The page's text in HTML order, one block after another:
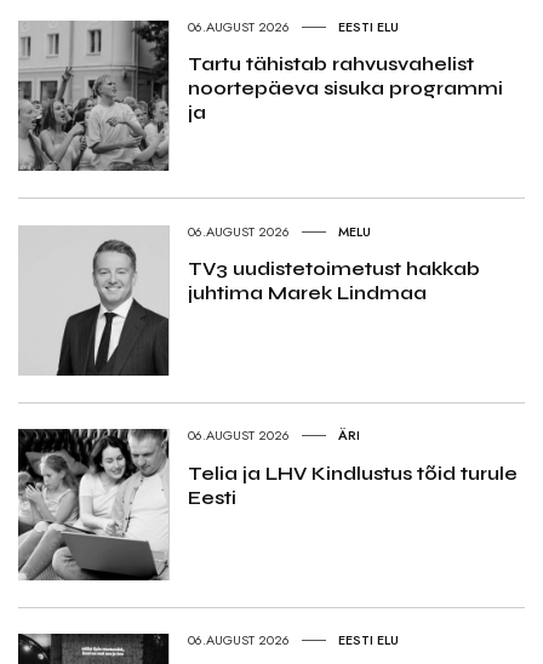
06.AUGUST 2026 EESTI ELU
Tartu tähistab rahvusvahelist
noortepäeva sisuka programmi
ja
06.AUGUST 2026 MELU
TV3 uudistetoimetust hakkab
juhtima Marek Lindmaa
06.AUGUST 2026 ÄRI
Telia ja LHV Kindlustus tõid turule
Eesti
06.AUGUST 2026 EESTI ELU